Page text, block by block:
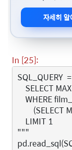
자세히
In [25]:
SQL_QUERY =
SELECT
WHERE
    LIMIT 1
"""
pd.read_sql(